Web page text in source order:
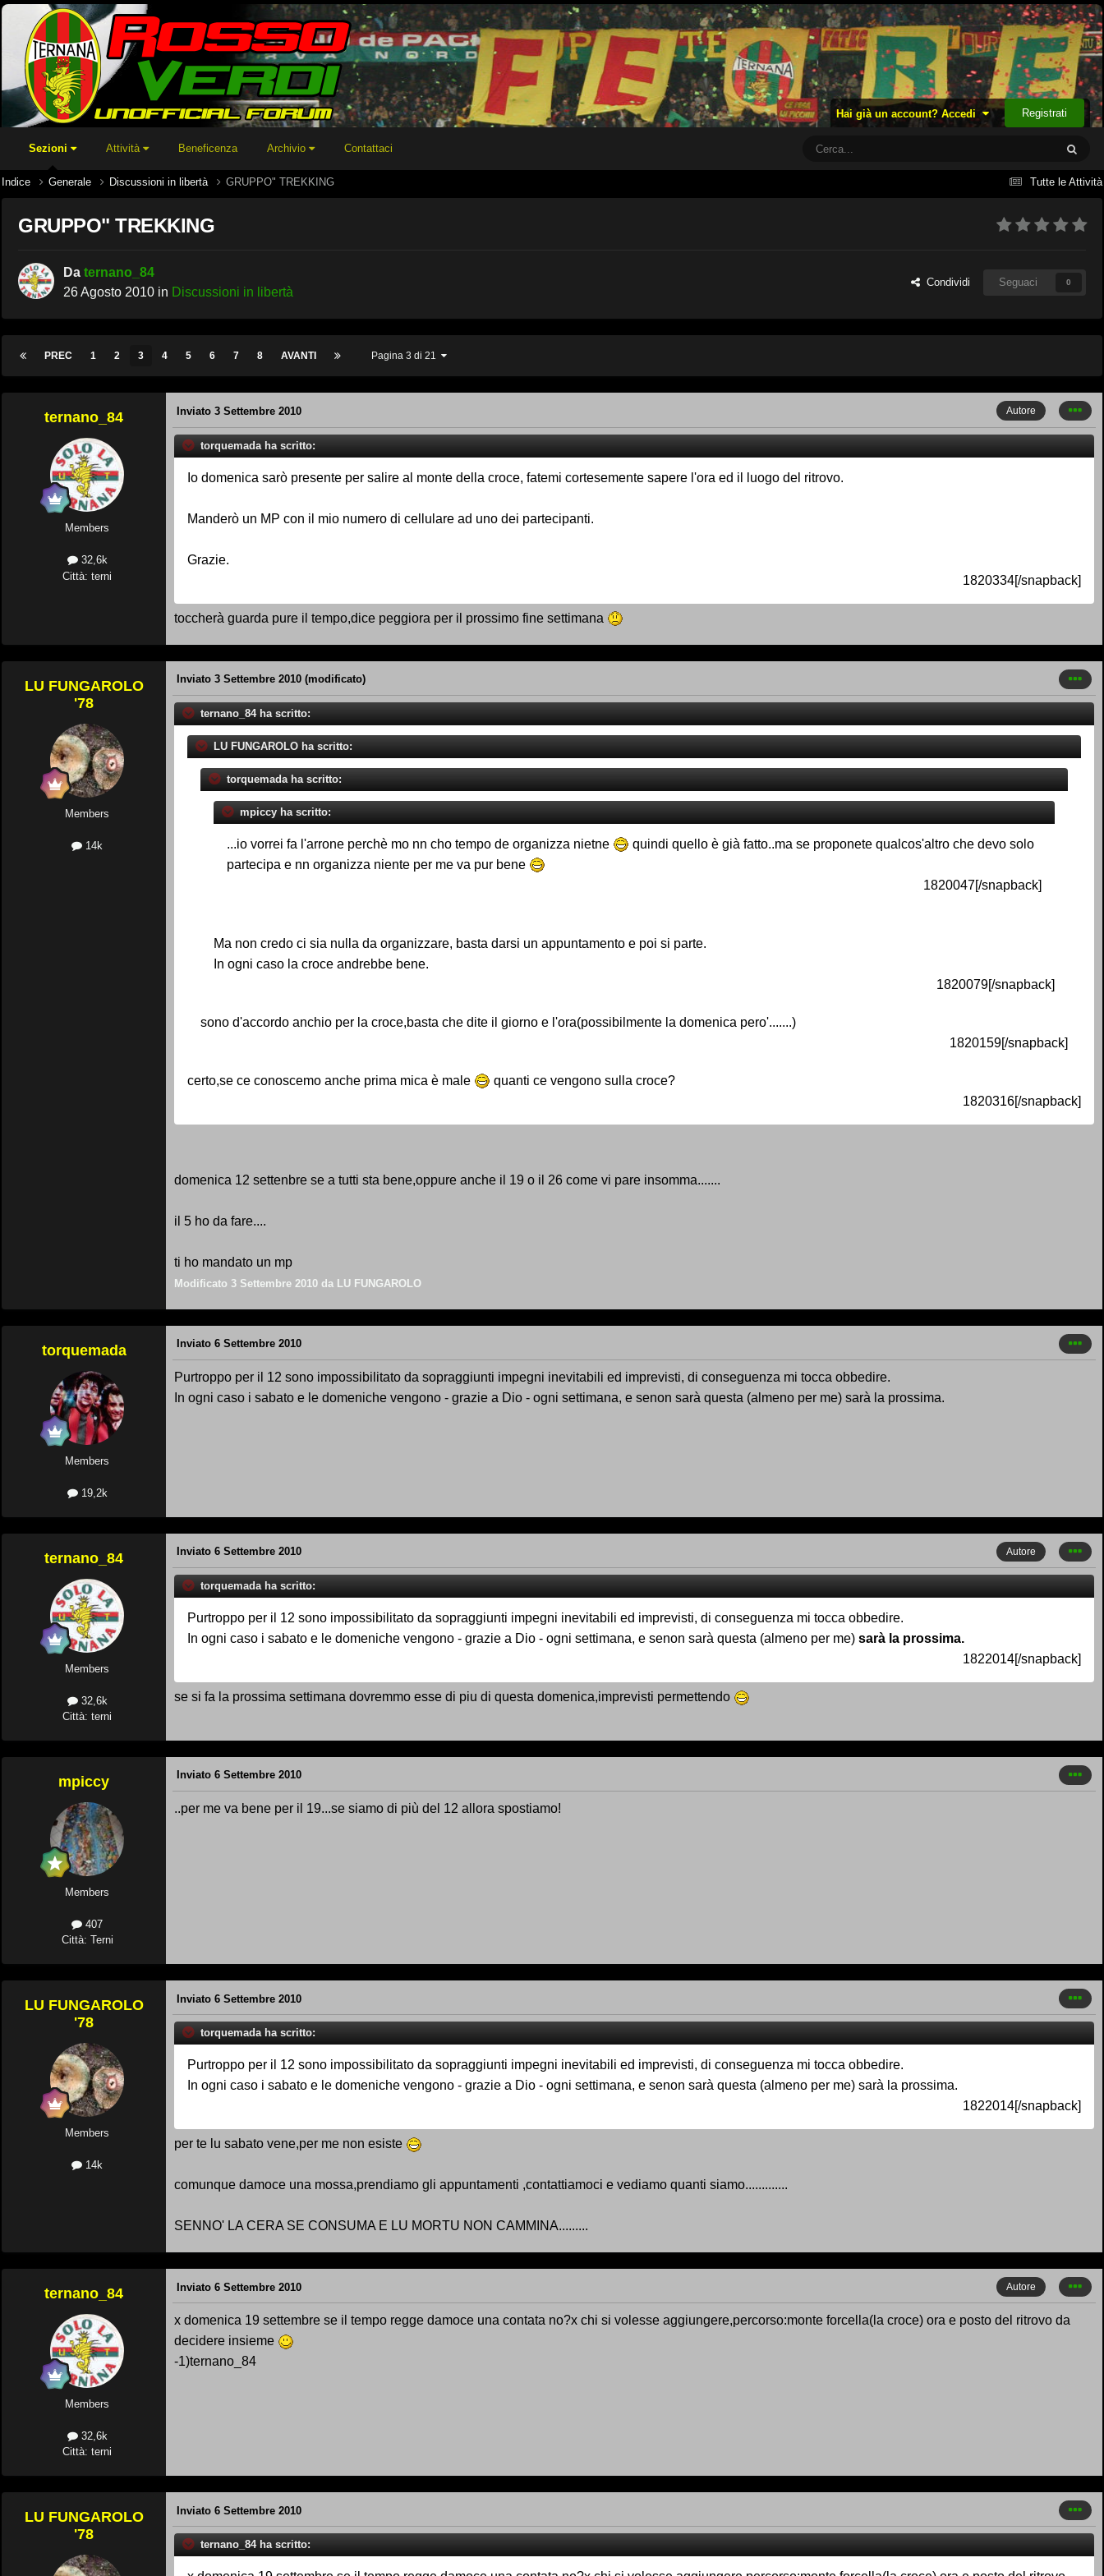
Hai già un account? Accedi Registrati
Sezioni Attività Beneficenza Archivio Contattaci
Tutte le Attività
Indice Generale Discussioni in libertà GRUPPO" TREKKING
GRUPPO" TREKKING
Da ternano_84
26 Agosto 2010 in Discussioni in libertà
Condividi Seguaci 0
PREC 1 2 3 4 5 6 7 8 AVANTI Pagina 3 di 21
ternano_84
Members
32,6k
Città: terni
Autore
Inviato 3 Settembre 2010
torquemada ha scritto:
Io domenica sarò presente per salire al monte della croce, fatemi cortesemente sapere l'ora ed il luogo del ritrovo.
Manderò un MP con il mio numero di cellulare ad uno dei partecipanti.
Grazie.
1820334[/snapback]
toccherà guarda pure il tempo,dice peggiora per il prossimo fine settimana
LU FUNGAROLO
'78
Members
14k
Inviato 3 Settembre 2010 (modificato)
ternano_84 ha scritto:
LU FUNGAROLO ha scritto:
torquemada ha scritto:
mpiccy ha scritto:
...io vorrei fa l'arrone perchè mo nn cho tempo de organizza nietne
quindi quello è già fatto..ma se proponete qualcos'altro che devo solo
partecipa e nn organizza niente per me va pur bene
1820047[/snapback]
Ma non credo ci sia nulla da organizzare, basta darsi un appuntamento e poi si parte.
In ogni caso la croce andrebbe bene.
1820079[/snapback]
sono d'accordo anchio per la croce,basta che dite il giorno e l'ora(possibilmente la domenica pero'.......)
1820159[/snapback]
certo,se ce conoscemo anche prima mica è male
quanti ce vengono sulla croce?
1820316[/snapback]
domenica 12 settenbre se a tutti sta bene,oppure anche il 19 o il 26 come vi pare insomma.......
il 5 ho da fare....
ti ho mandato un mp
Modificato 3 Settembre 2010 da LU FUNGAROLO
torquemada
Members
19,2k
Inviato 6 Settembre 2010
Purtroppo per il 12 sono impossibilitato da sopraggiunti impegni inevitabili ed imprevisti, di conseguenza mi tocca obbedire.
In ogni caso i sabato e le domeniche vengono - grazie a Dio - ogni settimana, e senon sarà questa (almeno per me) sarà la prossima.
ternano_84
Members
32,6k
Città: terni
Autore
Inviato 6 Settembre 2010
torquemada ha scritto:
Purtroppo per il 12 sono impossibilitato da sopraggiunti impegni inevitabili ed imprevisti, di conseguenza mi tocca obbedire.
In ogni caso i sabato e le domeniche vengono - grazie a Dio - ogni settimana, e senon sarà questa (almeno per me) sarà la prossima.
1822014[/snapback]
se si fa la prossima settimana dovremmo esse di piu di questa domenica,imprevisti permettendo
mpiccy
Members
407
Città: Terni
Inviato 6 Settembre 2010
..per me va bene per il 19...se siamo di più del 12 allora spostiamo!
LU FUNGAROLO
'78
Members
14k
Inviato 6 Settembre 2010
torquemada ha scritto:
Purtroppo per il 12 sono impossibilitato da sopraggiunti impegni inevitabili ed imprevisti, di conseguenza mi tocca obbedire.
In ogni caso i sabato e le domeniche vengono - grazie a Dio - ogni settimana, e senon sarà questa (almeno per me) sarà la prossima.
1822014[/snapback]
per te lu sabato vene,per me non esiste
comunque damoce una mossa,prendiamo gli appuntamenti ,contattiamoci e vediamo quanti siamo.............
SENNO' LA CERA SE CONSUMA E LU MORTU NON CAMMINA.........
ternano_84
Members
32,6k
Città: terni
Autore
Inviato 6 Settembre 2010
x domenica 19 settembre se il tempo regge damoce una contata no?x chi si volesse aggiungere,percorso:monte forcella(la croce) ora e posto del ritrovo da
decidere insieme
-1)ternano_84
LU FUNGAROLO
'78
Inviato 6 Settembre 2010
ternano_84 ha scritto: